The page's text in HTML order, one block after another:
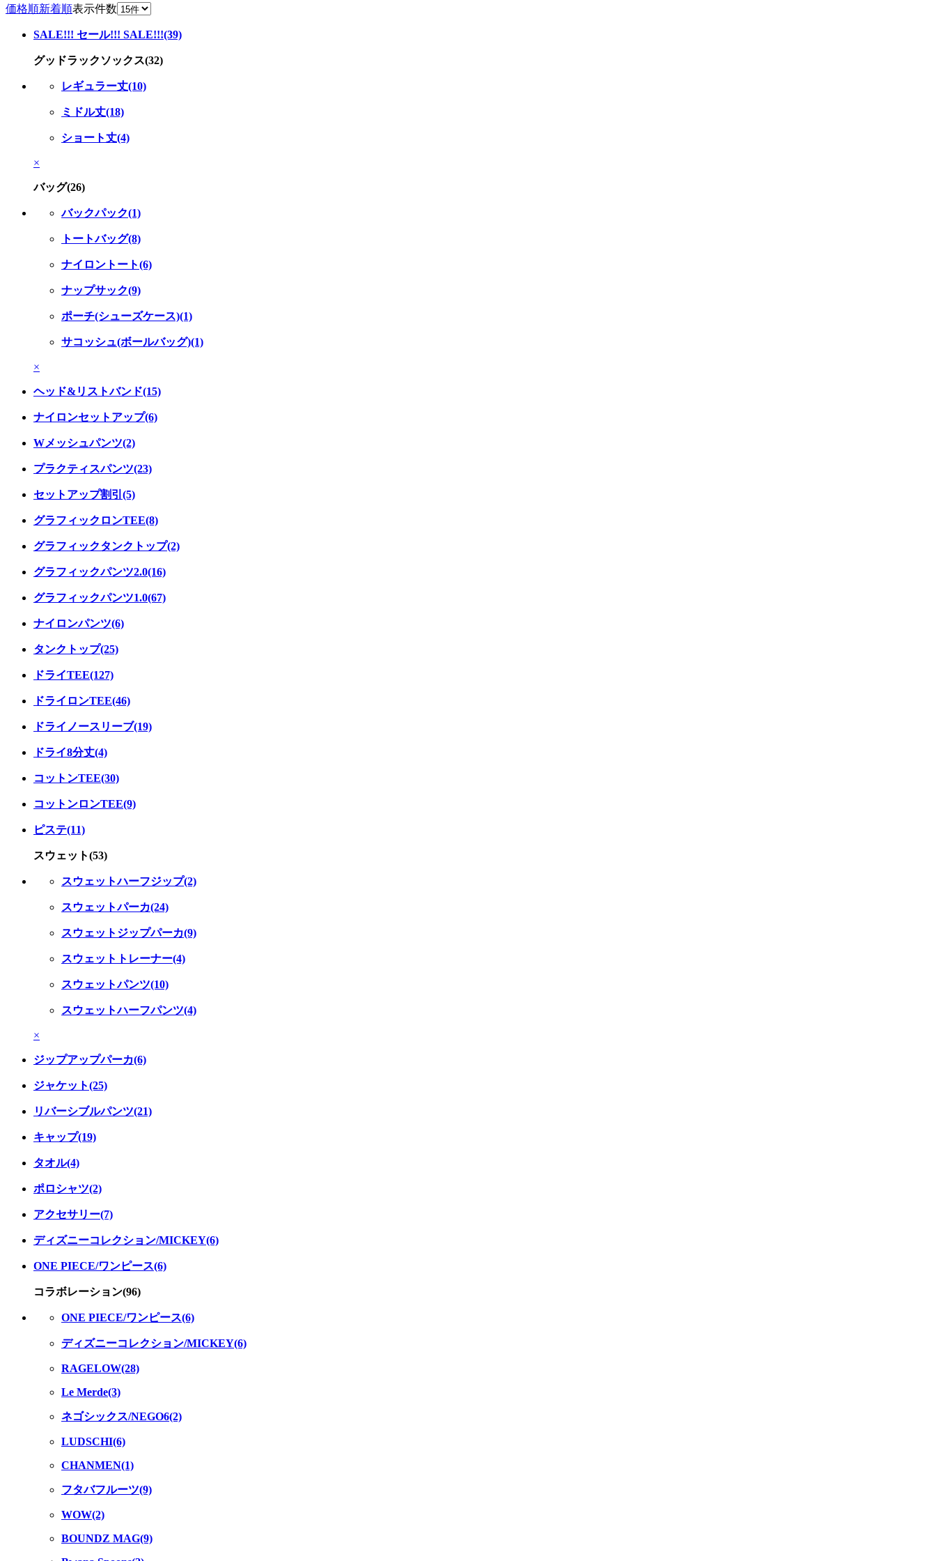
価格順新着順表示件数
SALE!!! セール!!! SALE!!!(39)
グッドラックソックス(32)
レギュラー丈(10)
ミドル丈(18)
ショート丈(4)
×
バッグ(26)
バックパック(1)
トートバッグ(8)
ナイロントート(6)
ナップサック(9)
ポーチ(シューズケース)(1)
サコッシュ(ボールバッグ)(1)
×
ヘッド&リストバンド(15)
ナイロンセットアップ(6)
Wメッシュパンツ(2)
プラクティスパンツ(23)
セットアップ割引(5)
グラフィックロンTEE(8)
グラフィックタンクトップ(2)
グラフィックパンツ2.0(16)
グラフィックパンツ1.0(67)
ナイロンパンツ(6)
タンクトップ(25)
ドライTEE(127)
ドライロンTEE(46)
ドライノースリーブ(19)
ドライ8分丈(4)
コットンTEE(30)
コットンロンTEE(9)
ピステ(11)
スウェット(53)
スウェットハーフジップ(2)
スウェットパーカ(24)
スウェットジップパーカ(9)
スウェットトレーナー(4)
スウェットパンツ(10)
スウェットハーフパンツ(4)
×
ジップアップパーカ(6)
ジャケット(25)
リバーシブルパンツ(21)
キャップ(19)
タオル(4)
ポロシャツ(2)
アクセサリー(7)
ディズニーコレクション/MICKEY(6)
ONE PIECE/ワンピース(6)
コラボレーション(96)
ONE PIECE/ワンピース(6)
ディズニーコレクション/MICKEY(6)
RAGELOW(28)
Le Merde(3)
ネゴシックス/NEGO6(2)
LUDSCHI(6)
CHANMEN(1)
フタバフルーツ(9)
WOW(2)
BOUNDZ MAG(9)